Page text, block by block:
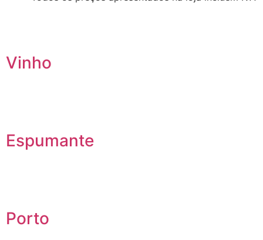
Vinho
Espumante
Porto